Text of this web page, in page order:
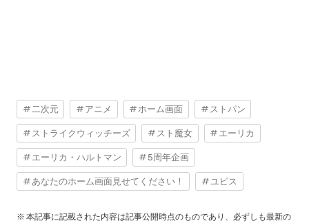
二次元 アニメ ホーム画面 ストパン
ストライクウィッチーズ スト魔女 エーリカ
エーリカ・ハルトマン 5周年企画
あなたのホーム画面見せてください！ ユピス
本記事に記載された内容は記事公開時点のものであり、必ずしも最新の